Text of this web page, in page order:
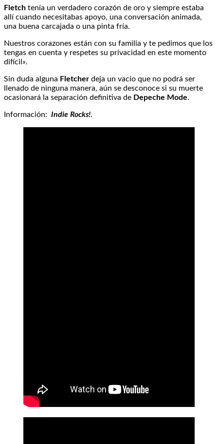
Fletch tenía un verdadero corazón de oro y siempre estaba
allí cuando necesitabas apoyo, una conversación animada,
una buena carcajada o una pinta fría.
Nuestros corazones están con su familia y te pedimos que los
tengas en cuenta y respetes su privacidad en este momento
difícil».
Sin duda alguna Fletcher deja un vacío que no podrá ser
llenado de ninguna manera, aún se desconoce si su muerte
ocasionará la separación definitiva de Depeche Mode.
Información: Indie Rocks!.